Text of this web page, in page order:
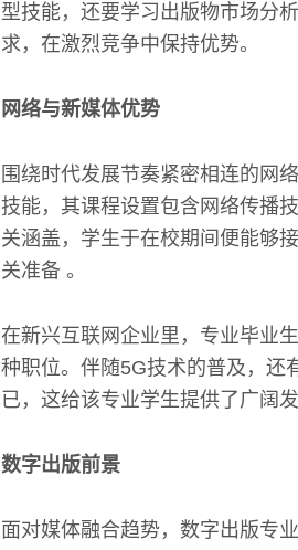
型技能，还要学习出版物市场分
求，在激烈竞争中保持优势。
网络与新媒体优势
围绕时代发展节奏紧密相连的网
技能，其课程设置包含网络传播
关涵盖，学生于在校期间便能够
关准备 。
在新兴互联网企业里，专业毕业
种职位。伴随5G技术的普及，还
已，这给该专业学生提供了广阔发
数字出版前景
面对媒体融合趋势，数字出版专